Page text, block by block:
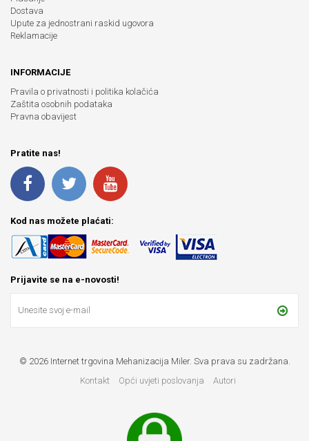
Dostava
Upute za jednostrani raskid ugovora
Reklamacije
INFORMACIJE
Pravila o privatnosti i politika kolačića
Zaštita osobnih podataka
Pravna obavijest
Pratite nas!
Kod nas možete plaćati:
Prijavite se na e-novosti!
© 2026 Internet trgovina Mehanizacija Miler. Sva prava su zadržana.
Kontakt
Opći uvjeti poslovanja Autori